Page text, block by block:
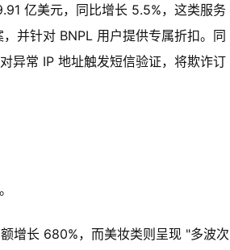
亿美元，同比增长 5.5%，这类服务
并针对 BNPL 用户提供专属折扣。同
异常 IP 地址触发短信验证，将欺诈订
增长 680%，而美妆类则呈现 "多波次